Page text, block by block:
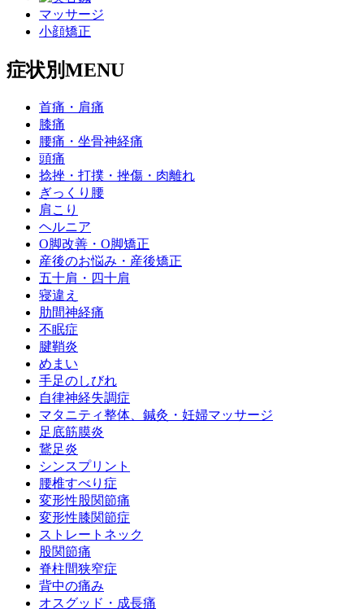
マッサージ
小顔矯正
症状別MENU
首痛・肩痛
膝痛
腰痛・坐骨神経痛
頭痛
捻挫・打撲・挫傷・肉離れ
ぎっくり腰
肩こり
ヘルニア
O脚改善・O脚矯正
産後のお悩み・産後矯正
五十肩・四十肩
寝違え
肋間神経痛
不眠症
腱鞘炎
めまい
手足のしびれ
自律神経失調症
マタニティ整体、鍼灸・妊婦マッサージ
足底筋膜炎
鵞足炎
シンスプリント
腰椎すべり症
変形性股関節痛
変形性膝関節症
ストレートネック
股関節痛
脊柱間狭窄症
背中の痛み
オスグッド・成長痛